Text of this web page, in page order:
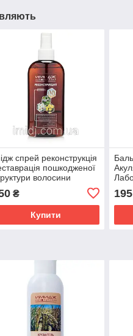
спрей реконструкція
пошкодженої
волосини
₴
Купити
195